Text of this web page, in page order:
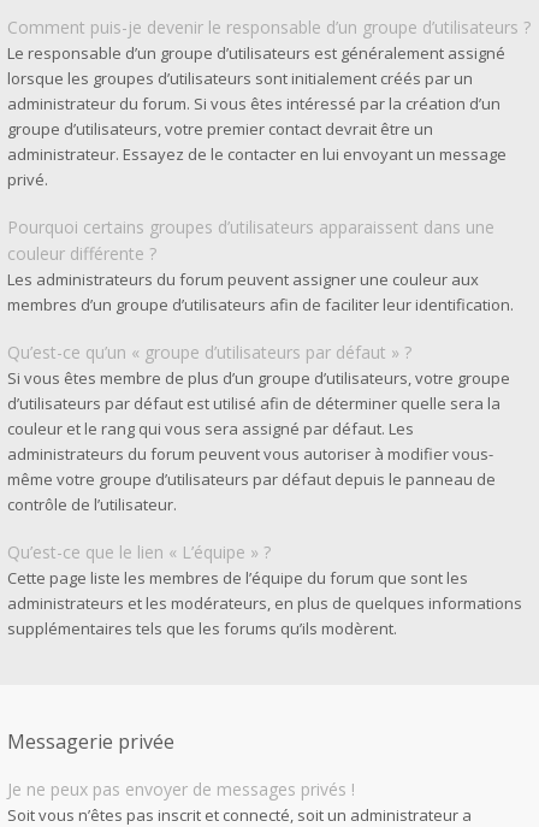
Comment puis-je devenir le responsable d’un groupe d’utilisateurs ?
Le responsable d’un groupe d’utilisateurs est généralement assigné
lorsque les groupes d’utilisateurs sont initialement créés par un
administrateur du forum. Si vous êtes intéressé par la création d’un
groupe d’utilisateurs, votre premier contact devrait être un
administrateur. Essayez de le contacter en lui envoyant un message
privé.
Pourquoi certains groupes d’utilisateurs apparaissent dans une
couleur différente ?
Les administrateurs du forum peuvent assigner une couleur aux
membres d’un groupe d’utilisateurs afin de faciliter leur identification.
Qu’est-ce qu’un « groupe d’utilisateurs par défaut » ?
Si vous êtes membre de plus d’un groupe d’utilisateurs, votre groupe
d’utilisateurs par défaut est utilisé afin de déterminer quelle sera la
couleur et le rang qui vous sera assigné par défaut. Les
administrateurs du forum peuvent vous autoriser à modifier vous-
même votre groupe d’utilisateurs par défaut depuis le panneau de
contrôle de l’utilisateur.
Qu’est-ce que le lien « L’équipe » ?
Cette page liste les membres de l’équipe du forum que sont les
administrateurs et les modérateurs, en plus de quelques informations
supplémentaires tels que les forums qu’ils modèrent.
Messagerie privée
Je ne peux pas envoyer de messages privés !
Soit vous n’êtes pas inscrit et connecté, soit un administrateur a